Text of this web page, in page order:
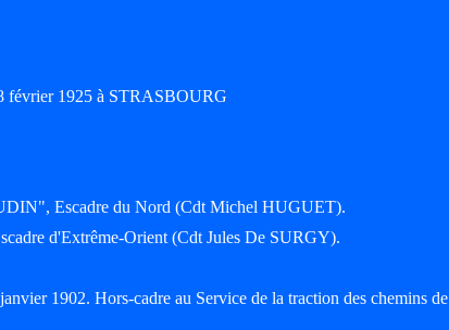
février 1925 à STRASBOURG
Escadre du Nord (Cdt Michel HUGUET).
d'Extrême-Orient (Cdt Jules De SURGY).
1902. Hors-cadre au Service de la traction des chemins de